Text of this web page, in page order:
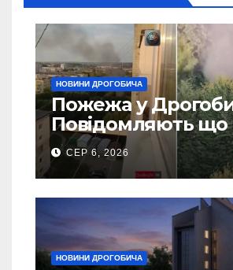
НОВИНИ ДРОГОБИЧА
Пожежа у
Повідомляють що
5 гаражів (Відео)
СЕР 6, 2026
НОВИНИ ДРОГОБИЧА